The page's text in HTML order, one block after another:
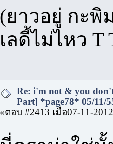
(ยาวอยู่ กะ
เลดี้ไม่ไหว T
Re: i'm not & you
Part] *page78* 05/11/
«ตอบ #2413 เมื่อ07-11-